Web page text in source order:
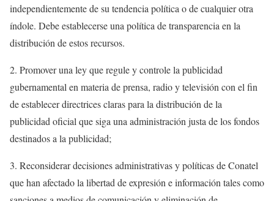
independientemente de su tendencia política o de cualquier otra
índole. Debe establecerse una política de transparencia en la
distribución de estos recursos.
2. Promover una ley que regule y controle la publicidad
gubernamental en materia de prensa, radio y televisión con el fin
de establecer directrices claras para la distribución de la
publicidad oficial que siga una administración justa de los fondos
destinados a la publicidad;
3. Reconsiderar decisiones administrativas y políticas de Conatel
que han afectado la libertad de expresión e información tales como